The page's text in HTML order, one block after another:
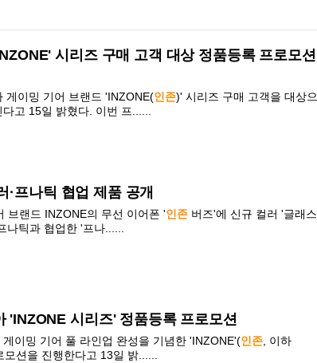
시리즈 구매 고객 대상 정품등록 프로모션
게이밍 기어 브랜드 'INZONE(인존)' 시리즈 구매 고객을 대상으
고 15일 밝혔다. 이번 프......
·프나틱 협업 제품 공개
브랜드 INZONE의 무선 이어폰 '인존버즈'에 신규 컬러 '글래스
틱과 협업한 '프나......
'INZONE 시리즈' 정품등록 프로모션
이밍 기어 풀 라인업 완성을 기념한 'INZONE'(인존, 이하
션을 진행한다고 13일 밝......